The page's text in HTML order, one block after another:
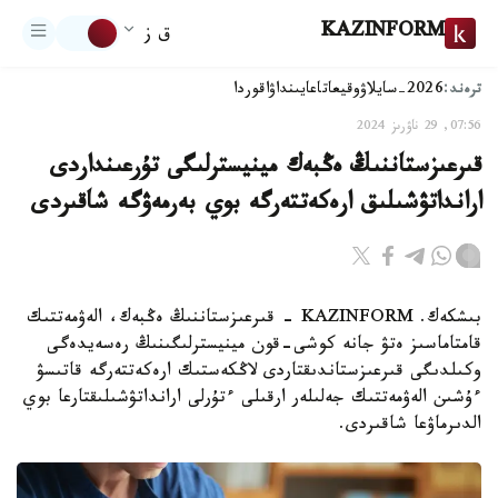
KAZINFORM ق ز
ترەند:2026-سايلاۋ وقيعاتاعايىنداۋاقوردا
07:56, 29 ناۋرىز 2024
قىرعىزستاننىڭ ەڭبەك مينيسترلىگى تۇرعىنداردى
ارانداتۋشىلىق ارەكەتتەرگە بوي بەرمەۋگە شاقىردى
بىشكەك. KAZINFORM - قىرعىزستاننىڭ ەڭبەك، الەۋمەتتىك
قامتاماسىز ەتۋ جانە كوشى-قون مينيسترلىگىنىڭ رەسەيدەگى
وكىلدىگى قىرعىزستاندىقتاردى لاڭكەستىك ارەكەتتەرگە قاتىسۋ
ءۇشىن الەۋمەتتىك جەلىلەر ارقىلى ءتۇرلى ارانداتۋشىلىقتارعا بوي
الدىرماۋعا شاقىردى.